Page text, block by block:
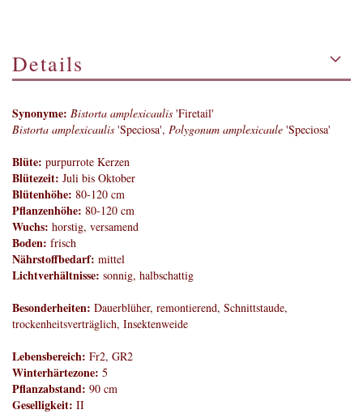
Details
Synonyme: Bistorta amplexicaulis 'Firetail'
Bistorta amplexicaulis 'Speciosa', Polygonum amplexicaule 'Speciosa'
Blüte: purpurrote Kerzen
Blütezeit: Juli bis Oktober
Blütenhöhe: 80-120 cm
Pflanzenhöhe: 80-120 cm
Wuchs: horstig, versamend
Boden: frisch
Nährstoffbedarf: mittel
Lichtverhältnisse: sonnig, halbschattig
Besonderheiten: Dauerblüher, remontierend, Schnittstaude,
trockenheitsverträglich, Insektenweide
Lebensbereich: Fr2, GR2
Winterhärtezone: 5
Pflanzabstand: 90 cm
Geselligkeit: II